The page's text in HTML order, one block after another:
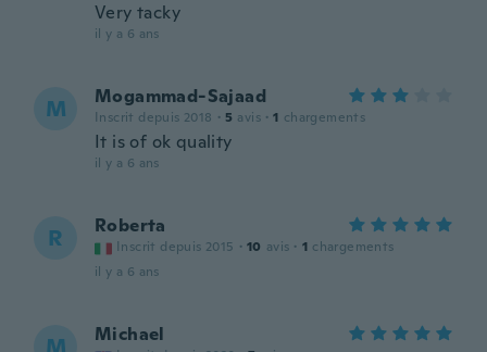
Very tacky
il y a 6 ans
M Mogammad-Sajaad
Inscrit depuis 2018 · 5 avis · 1 chargements
It is of ok quality
il y a 6 ans
R Roberta
Inscrit depuis 2015 · 10 avis · 1 chargements
il y a 6 ans
Michael